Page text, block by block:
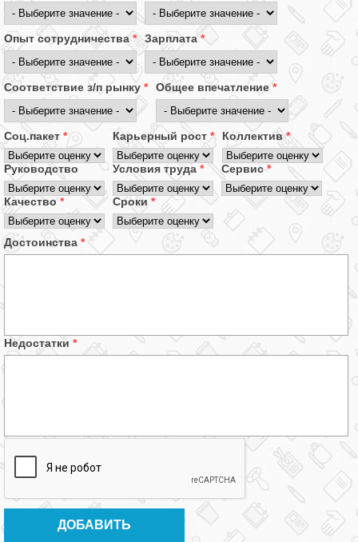
Опыт сотрудничества* Зарплата*
Соответствие з/п рынку * Общее впечатление*
Соц.пакет * Карьерный рост * Коллектив*
Руководство Условия труда * Сервис*
Качество* Сроки *
Достоинства *
Недостатки *